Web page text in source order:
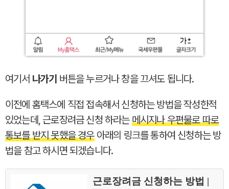
여기서 나가기 버튼을 누르거나 창을 끄셔도 됩니다.
이전에 홈택스에 직접 접속해서 신청하는 방법을 작성한적
있었는데, 근로장려금 신청 하라는메시지나 우편물로 따로
통보를 받지 못했을 경우아래의 링크를 통하여 신청하는 방
법을 참고 하시면 되겠습니다.
근로장려금 신청하는 방법 |